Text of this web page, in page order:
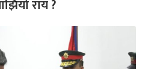
राय ?